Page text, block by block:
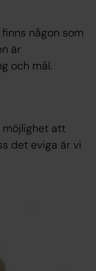
någon som
är
och mål.
möjlighet att
det eviga är vi